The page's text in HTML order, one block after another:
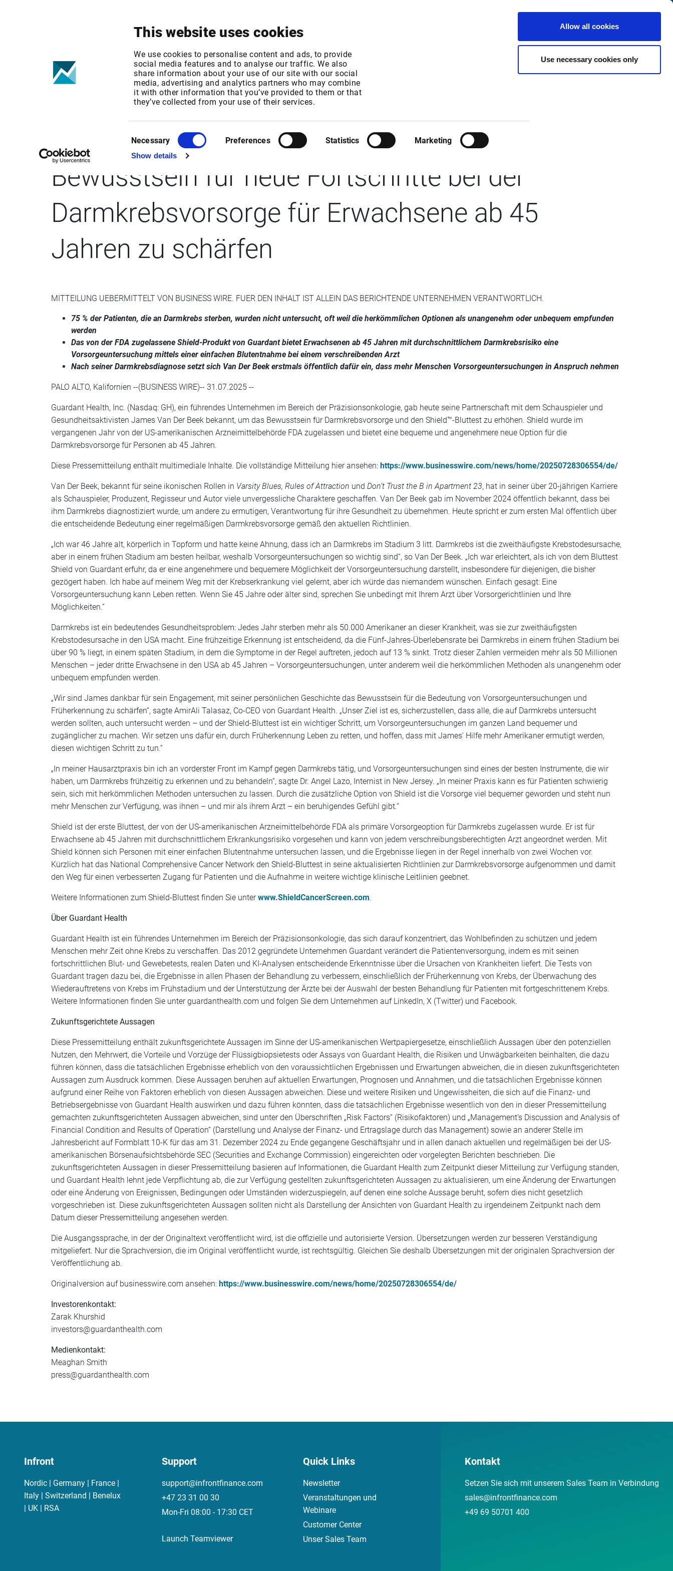
This website uses cookies
We use cookies to personalise content and ads, to provide
social media features and to analyse our traffic. We also
share information about your use of our site with our social
media, advertising and analytics partners who may combine
it with other information that you’ve provided to them or that
they’ve collected from your use of their services.
Selection
Necessary Preferences Statistics Marketing
Show details
Allow all cookies
Use necessary cookies only
Customer
Center
BUSINESS WIRE: Guardant Health und James
Van Der Beek schließen sich zusammen, um das
Bewusstsein für neue Fortschritte bei der
Darmkrebsvorsorge für Erwachsene ab 45
Jahren zu schärfen
MITTEILUNG UEBERMITTELT VON BUSINESS WIRE. FUER DEN INHALT IST ALLEIN DAS BERICHTENDE UNTERNEHMEN VERANTWORTLICH.
75 % der Patienten, die an Darmkrebs sterben, wurden nicht untersucht, oft weil die herkömmlichen Optionen als unangenehm oder unbequem empfunden
werden
Das von der FDA zugelassene Shield-Produkt von Guardant bietet Erwachsenen ab 45 Jahren mit durchschnittlichem Darmkrebsrisiko eine
Vorsorgeuntersuchung mittels einer einfachen Blutentnahme bei einem verschreibenden Arzt
Nach seiner Darmkrebsdiagnose setzt sich Van Der Beek erstmals öffentlich dafür ein, dass mehr Menschen Vorsorgeuntersuchungen in Anspruch nehmen
PALO ALTO, Kalifornien --(BUSINESS WIRE)-- 31.07.2025 --
Guardant Health, Inc. (Nasdaq: GH), ein führendes Unternehmen im Bereich der Präzisionsonkologie, gab heute seine Partnerschaft mit dem Schauspieler und
Gesundheitsaktivisten James Van Der Beek bekannt, um das Bewusstsein für Darmkrebsvorsorge und den Shield™-Bluttest zu erhöhen. Shield wurde im
vergangenen Jahr von der US-amerikanischen Arzneimittelbehörde FDA zugelassen und bietet eine bequeme und angenehmere neue Option für die
Darmkrebsvorsorge für Personen ab 45 Jahren.
Diese Pressemitteilung enthält multimediale Inhalte. Die vollständige Mitteilung hier ansehen: https://www.businesswire.com/news/home/20250728306554/de/
Van Der Beek, bekannt für seine ikonischen Rollen in Varsity Blues, Rules of Attraction und Don’t Trust the B in Apartment 23, hat in seiner über 20-jährigen Karriere
als Schauspieler, Produzent, Regisseur und Autor viele unvergessliche Charaktere geschaffen. Van Der Beek gab im November 2024 öffentlich bekannt, dass bei
ihm Darmkrebs diagnostiziert wurde, um andere zu ermutigen, Verantwortung für ihre Gesundheit zu übernehmen. Heute spricht er zum ersten Mal öffentlich über
die entscheidende Bedeutung einer regelmäßigen Darmkrebsvorsorge gemäß den aktuellen Richtlinien.
„Ich war 46 Jahre alt, körperlich in Topform und hatte keine Ahnung, dass ich an Darmkrebs im Stadium 3 litt. Darmkrebs ist die zweithäufigste Krebstodesursache,
aber in einem frühen Stadium am besten heilbar, weshalb Vorsorgeuntersuchungen so wichtig sind“, so Van Der Beek. „Ich war erleichtert, als ich von dem Bluttest
Shield von Guardant erfuhr, da er eine angenehmere und bequemere Möglichkeit der Vorsorgeuntersuchung darstellt, insbesondere für diejenigen, die bisher
gezögert haben. Ich habe auf meinem Weg mit der Krebserkrankung viel gelernt, aber ich würde das niemandem wünschen. Einfach gesagt: Eine
Vorsorgeuntersuchung kann Leben retten. Wenn Sie 45 Jahre oder älter sind, sprechen Sie unbedingt mit Ihrem Arzt über Vorsorgerichtlinien und Ihre
Möglichkeiten.“
Darmkrebs ist ein bedeutendes Gesundheitsproblem: Jedes Jahr sterben mehr als 50.000 Amerikaner an dieser Krankheit, was sie zur zweithäufigsten
Krebstodesursache in den USA macht. Eine frühzeitige Erkennung ist entscheidend, da die Fünf-Jahres-Überlebensrate bei Darmkrebs in einem frühen Stadium bei
über 90 % liegt, in einem späten Stadium, in dem die Symptome in der Regel auftreten, jedoch auf 13 % sinkt. Trotz dieser Zahlen vermeiden mehr als 50 Millionen
Menschen – jeder dritte Erwachsene in den USA ab 45 Jahren – Vorsorgeuntersuchungen, unter anderem weil die herkömmlichen Methoden als unangenehm oder
unbequem empfunden werden.
„Wir sind James dankbar für sein Engagement, mit seiner persönlichen Geschichte das Bewusstsein für die Bedeutung von Vorsorgeuntersuchungen und
Früherkennung zu schärfen“, sagte AmirAli Talasaz, Co-CEO von Guardant Health. „Unser Ziel ist es, sicherzustellen, dass alle, die auf Darmkrebs untersucht
werden sollten, auch untersucht werden – und der Shield-Bluttest ist ein wichtiger Schritt, um Vorsorgeuntersuchungen im ganzen Land bequemer und
zugänglicher zu machen. Wir setzen uns dafür ein, durch Früherkennung Leben zu retten, und hoffen, dass mit James' Hilfe mehr Amerikaner ermutigt werden,
diesen wichtigen Schritt zu tun.“
„In meiner Hausarztpraxis bin ich an vorderster Front im Kampf gegen Darmkrebs tätig, und Vorsorgeuntersuchungen sind eines der besten Instrumente, die wir
haben, um Darmkrebs frühzeitig zu erkennen und zu behandeln“, sagte Dr. Angel Lazo, Internist in New Jersey. „In meiner Praxis kann es für Patienten schwierig
sein, sich mit herkömmlichen Methoden untersuchen zu lassen. Durch die zusätzliche Option von Shield ist die Vorsorge viel bequemer geworden und steht nun
mehr Menschen zur Verfügung, was ihnen – und mir als ihrem Arzt – ein beruhigendes Gefühl gibt.“
Shield ist der erste Bluttest, der von der US-amerikanischen Arzneimittelbehörde FDA als primäre Vorsorgeoption für Darmkrebs zugelassen wurde. Er ist für
Erwachsene ab 45 Jahren mit durchschnittlichem Erkrankungsrisiko vorgesehen und kann von jedem verschreibungsberechtigten Arzt angeordnet werden. Mit
Shield können sich Personen mit einer einfachen Blutentnahme untersuchen lassen, und die Ergebnisse liegen in der Regel innerhalb von zwei Wochen vor.
Kürzlich hat das National Comprehensive Cancer Network den Shield-Bluttest in seine aktualisierten Richtlinien zur Darmkrebsvorsorge aufgenommen und damit
den Weg für einen verbesserten Zugang für Patienten und die Aufnahme in weitere wichtige klinische Leitlinien geebnet.
Weitere Informationen zum Shield-Bluttest finden Sie unterwww.ShieldCancerScreen.com.
Über Guardant Health
Guardant Health ist ein führendes Unternehmen im Bereich der Präzisionsonkologie, das sich darauf konzentriert, das Wohlbefinden zu schützen und jedem
Menschen mehr Zeit ohne Krebs zu verschaffen. Das 2012 gegründete Unternehmen Guardant verändert die Patientenversorgung, indem es mit seinen
fortschrittlichen Blut- und Gewebetests, realen Daten und KI-Analysen entscheidende Erkenntnisse über die Ursachen von Krankheiten liefert. Die Tests von
Guardant tragen dazu bei, die Ergebnisse in allen Phasen der Behandlung zu verbessern, einschließlich der Früherkennung von Krebs, der Überwachung des
Wiederauftretens von Krebs im Frühstadium und der Unterstützung der Ärzte bei der Auswahl der besten Behandlung für Patienten mit fortgeschrittenem Krebs.
Weitere Informationen finden Sie unter guardanthealth.com und folgen Sie dem Unternehmen auf LinkedIn, X (Twitter) und Facebook.
Zukunftsgerichtete Aussagen
Diese Pressemitteilung enthält zukunftsgerichtete Aussagen im Sinne der US-amerikanischen Wertpapiergesetze, einschließlich Aussagen über den potenziellen
Nutzen, den Mehrwert, die Vorteile und Vorzüge der Flüssigbiopsietests oder Assays von Guardant Health, die Risiken und Unwägbarkeiten beinhalten, die dazu
führen können, dass die tatsächlichen Ergebnisse erheblich von den voraussichtlichen Ergebnissen und Erwartungen abweichen, die in diesen zukunftsgerichteten
Aussagen zum Ausdruck kommen. Diese Aussagen beruhen auf aktuellen Erwartungen, Prognosen und Annahmen, und die tatsächlichen Ergebnisse können
aufgrund einer Reihe von Faktoren erheblich von diesen Aussagen abweichen. Diese und weitere Risiken und Ungewissheiten, die sich auf die Finanz- und
Betriebsergebnisse von Guardant Health auswirken und dazu führen könnten, dass die tatsächlichen Ergebnisse wesentlich von den in dieser Pressemitteilung
gemachten zukunftsgerichteten Aussagen abweichen, sind unter den Überschriften „Risk Factors“ (Risikofaktoren) und „Management’s Discussion and Analysis of
Financial Condition and Results of Operation“ (Darstellung und Analyse der Finanz- und Ertragslage durch das Management) sowie an anderer Stelle im
Jahresbericht auf Formblatt 10-K für das am 31. Dezember 2024 zu Ende gegangene Geschäftsjahr und in allen danach aktuellen und regelmäßigen bei der US-
amerikanischen Börsenaufsichtsbehörde SEC (Securities and Exchange Commission) eingereichten oder vorgelegten Berichten beschrieben. Die
zukunftsgerichteten Aussagen in dieser Pressemitteilung basieren auf Informationen, die Guardant Health zum Zeitpunkt dieser Mitteilung zur Verfügung standen,
und Guardant Health lehnt jede Verpflichtung ab, die zur Verfügung gestellten zukunftsgerichteten Aussagen zu aktualisieren, um eine Änderung der Erwartungen
oder eine Änderung von Ereignissen, Bedingungen oder Umständen widerzuspiegeln, auf denen eine solche Aussage beruht, sofern dies nicht gesetzlich
vorgeschrieben ist. Diese zukunftsgerichteten Aussagen sollten nicht als Darstellung der Ansichten von Guardant Health zu irgendeinem Zeitpunkt nach dem
Datum dieser Pressemitteilung angesehen werden.
Die Ausgangssprache, in der der Originaltext veröffentlicht wird, ist die offizielle und autorisierte Version. Übersetzungen werden zur besseren Verständigung
mitgeliefert. Nur die Sprachversion, die im Original veröffentlicht wurde, ist rechtsgültig. Gleichen Sie deshalb Übersetzungen mit der originalen Sprachversion der
Veröffentlichung ab.
Originalversion auf businesswire.com ansehen: https://www.businesswire.com/news/home/20250728306554/de/
Investorenkontakt:
Zarak Khurshid
investors@guardanthealth.com
Medienkontakt:
Meaghan Smith
press@guardanthealth.com
Infront
Nordic | Germany | France |
Italy | Switzerland | Benelux
| UK | RSA
Support
support@infrontfinance.com
+47 23 31 00 30
Mon-Fri 08:00 - 17:30 CET
Launch Teamviewer
Quick Links
Newsletter
Veranstaltungen und
Webinare
Customer Center
Unser Sales Team
Kontakt
Setzen Sie sich mit unserem Sales Team in Verbindung
sales@infrontfinance.com
+49 69 50701 400